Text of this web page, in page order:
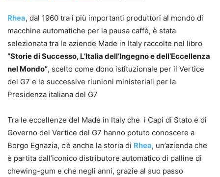
Rhea, dal 1960 tra i più importanti produttori al mondo di
macchine automatiche per la pausa caffè, è stata
selezionata tra le aziende Made in Italy raccolte nel libro
“Storie di Successo, L’Italia dell’Ingegno e dell’Eccellenza
nel Mondo”, scelto come dono istituzionale per il Vertice
del G7 e le successive riunioni ministeriali per la
Presidenza italiana del G7
Tra le eccellenze del Made in Italy che i Capi di Stato e di
Governo del Vertice del G7 hanno potuto conoscere a
Borgo Egnazia, c’è anche la storia di Rhea, un’azienda che
è partita dall’iconico distributore automatico di palline di
chewing-gum e che negli anni, grazie al suo passo